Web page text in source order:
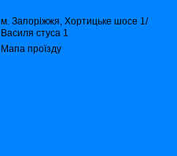
м. Запоріжжя, Хортицьке шосе 1/
Василя стуса 1
Мапа проїзду